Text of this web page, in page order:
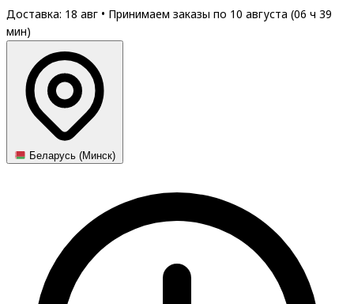
Доставка: 18 авг • Принимаем заказы по 10 августа (06 ч 39
мин)
Беларусь (Минск)